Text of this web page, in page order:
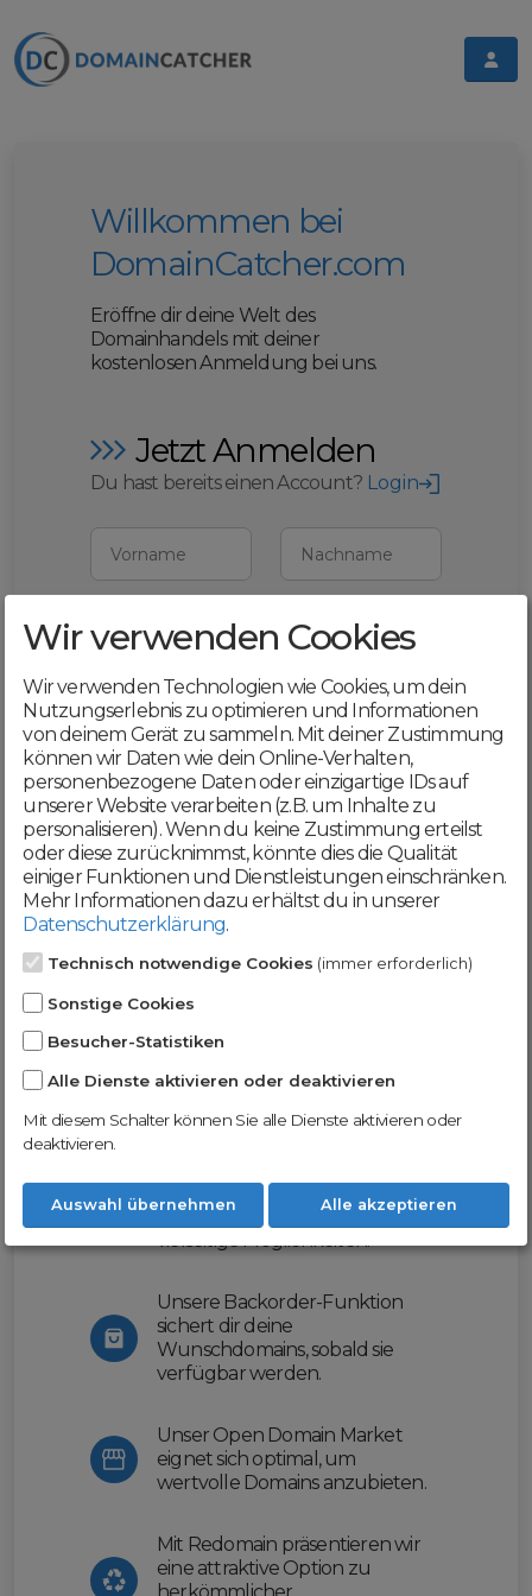
Willkommen bei
DomainCatcher.com
Eröffne dir deine Welt des
Domainhandels mit deiner
kostenlosen Anmeldung bei uns.
Jetzt Anmelden
Du hast bereits einen Account? Login
Vorname Nachname
E-Mail
Mit deiner Registrierung bestätigst du,
dass du dieAGBund
Datenschutzerklärung akzeptierst
Weiter
Werde jetzt Teil der
DomainCatcher-
Community!
Nutze unsere Erfahrung und profitiere
erleichtern wir dir den
Domainhandel und bieten dir
vielseitige Möglichkeiten.
Unsere Backorder-Funktion
sichert dir deine
Wunschdomains, sobald sie
verfügbar werden.
Unser Open Domain Market
eignet sich optimal, um
wertvolle Domains anzubieten.
Mit Redomain präsentieren wir
eine attraktive Option zu
Wir verwenden Cookies
Wir verwenden Technologien wie Cookies, um dein
Nutzungserlebnis zu optimieren und Informationen
von deinem Gerät zu sammeln. Mit deiner Zustimmung
können wir Daten wie dein Online-Verhalten,
personenbezogene Daten oder einzigartige IDs auf
unserer Website verarbeiten (z.B. um Inhalte zu
personalisieren). Wenn du keine Zustimmung erteilst
oder diese zurücknimmst, könnte dies die Qualität
einiger Funktionen und Dienstleistungen einschränken.
Mehr Informationen dazu erhältst du in unserer
Datenschutzerklärung.
Technisch notwendige Cookies (immer erforderlich)
Sonstige Cookies
Besucher-Statistiken
Alle Dienste aktivieren oder deaktivieren
Mit diesem Schalter können Sie alle Dienste aktivieren oder
deaktivieren.
Auswahl übernehmen Alle akzeptieren